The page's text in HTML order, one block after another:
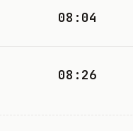
08:04
08:26